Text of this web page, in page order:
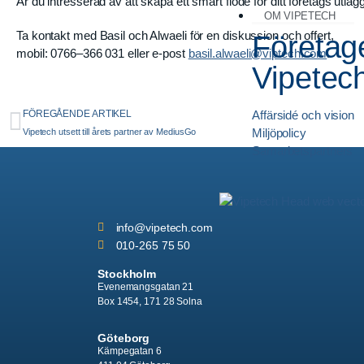
OM VIPETECH
Affärsidé och vision
Miljöpolicy
Samarbetspartners
Ta kontakt med Basil och Alwaeli för en diskussion och offert,
mobil: 0766–366 031 eller e-post basil.alwaeli@viptech.com.
FÖREGÅENDE ARTIKEL
Vipetech utsett till årets partner av MediusGo
info@vipetech.com
010-265 75 50
Stockholm
Evenemangsgatan 21
Box 1454, 171 28 Solna
Göteborg
Kämpegatan 6